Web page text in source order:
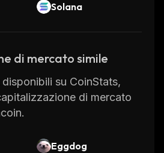
Solana
di mercato simile
su CoinStats,
di mercato
Eggdog